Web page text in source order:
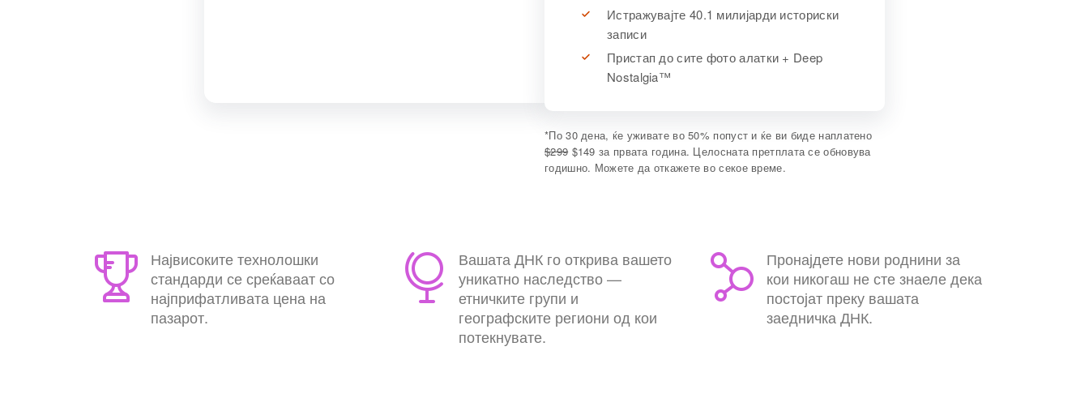
Истражувајте 40.1 милијарди историски
записи
Пристап до сите фото алатки + Deep
Nostalgia™
*По 30 дена, ќе уживате во 50% попуст и ќе ви биде наплатено
$299$149 за првата година. Целосната претплата се обновува
годишно. Можете да откажете во секое време.
Највисоките технолошки
стандарди се среќаваат со
најприфатливата цена на
пазарот.
Вашата ДНК го открива вашето
уникатно наследство —
етничките групи и
географските региони од кои
потекнувате.
Пронајдете нови роднини за
кои никогаш не сте знаеле дека
постојат преку вашата
заедничка ДНК.